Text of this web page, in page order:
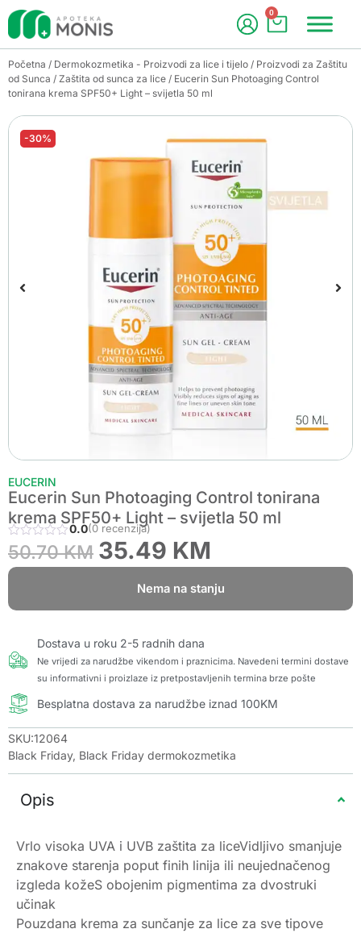
0
Početna / Dermokozmetika - Proizvodi za lice i tijelo / Proizvodi za Zaštitu
od Sunca / Zaštita od sunca za lice / Eucerin Sun Photoaging Control
tonirana krema SPF50+ Light – svijetla 50 ml
-30%
EUCERIN
Eucerin Sun Photoaging Control tonirana
krema SPF50+ Light – svijetla 50 ml
0.0(0 recenzija)
50.70KM 35.49 KM
Nema na stanju
Dostava u roku 2-5 radnih dana
Ne vrijedi za narudžbe vikendom i praznicima. Navedeni termini dostave
su informativni i proizlaze iz pretpostavljenih termina brze pošte
Besplatna dostava za narudžbe iznad 100KM
SKU:12064
Black Friday, Black Friday dermokozmetika
Opis
Vrlo visoka UVA i UVB zaštita za liceVidljivo smanjuje
znakove starenja poput finih linija ili neujednačenog
izgleda kožeS obojenim pigmentima za dvostruki
učinak
Pouzdana krema za sunčanje za lice za sve tipove